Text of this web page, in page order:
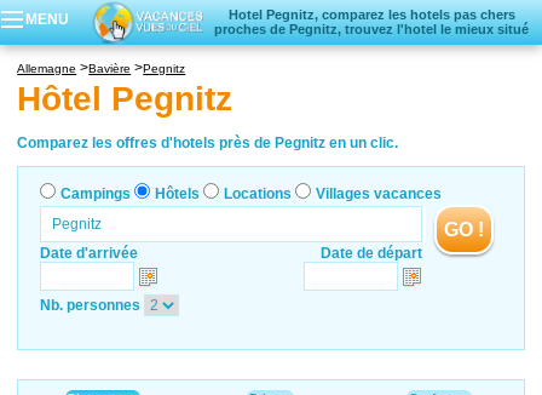
MENU
Hotel Pegnitz, comparez les hotels pas chers
proches de Pegnitz, trouvez l'hotel le mieux situé
Locations vacances
Villages vacances
Allemagne Bavière Pegnitz
Hôtel Pegnitz
Comparez les offres d'hotels près de Pegnitz en un clic.
Campings Hôtels Locations Villages vacances
Date d'arrivée Date de départ
GO !
Nb. personnes